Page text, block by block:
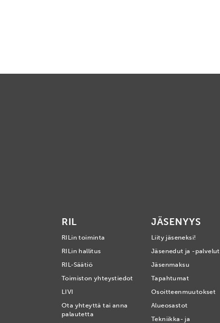
RIL
RILin toiminta
RILin hallitus
RIL-Säätiö
Toimiston yhteystiedot
LIVI
Ota yhteyttä tai anna
palautetta
JÄSENYYS
Liity jäseneksi!
Jäsenedut ja -palvelut
Jäsenmaksu
Tapahtumat
Osoitteenmuutokset
Alueosastot
Tekniikka- ja